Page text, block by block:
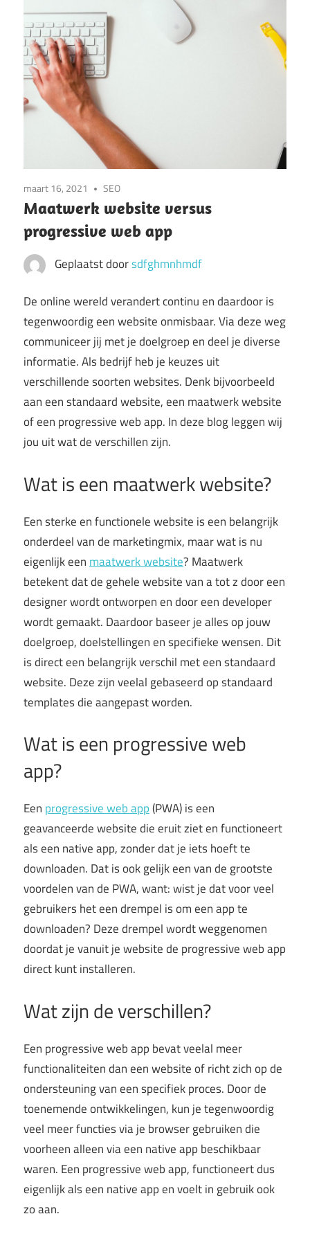
maart 16, 2021 SEO
Maatwerk website versus
progressive web app
Geplaatst doorsdfghmnhmdf
De online wereld verandert continu en daardoor is
tegenwoordig een website onmisbaar. Via deze weg
communiceer jij met je doelgroep en deel je diverse
informatie. Als bedrijf heb je keuzes uit
verschillende soorten websites. Denk bijvoorbeeld
aan een standaard website, een maatwerk website
of een progressive web app. In deze blog leggen wij
jou uit wat de verschillen zijn.
Wat is een maatwerk website?
Een sterke en functionele website is een belangrijk
onderdeel van de marketingmix, maar wat is nu
eigenlijk een maatwerk website? Maatwerk
betekent dat de gehele website van a tot z door een
designer wordt ontworpen en door een developer
wordt gemaakt. Daardoor baseer je alles op jouw
doelgroep, doelstellingen en specifieke wensen. Dit
is direct een belangrijk verschil met een standaard
website. Deze zijn veelal gebaseerd op standaard
templates die aangepast worden.
Wat is een progressive web
app?
Een progressive web app(PWA) is een
geavanceerde website die eruit ziet en functioneert
als een native app, zonder dat je iets hoeft te
downloaden. Dat is ook gelijk een van de grootste
voordelen van de PWA, want: wist je dat voor veel
gebruikers het een drempel is om een app te
downloaden? Deze drempel wordt weggenomen
doordat je vanuit je website de progressive web app
direct kunt installeren.
Wat zijn de verschillen?
Een progressive web app bevat veelal meer
functionaliteiten dan een website of richt zich op de
ondersteuning van een specifiek proces. Door de
toenemende ontwikkelingen, kun je tegenwoordig
veel meer functies via je browser gebruiken die
voorheen alleen via een native app beschikbaar
waren. Een progressive web app, functioneert dus
eigenlijk als een native app en voelt in gebruik ook
zo aan.